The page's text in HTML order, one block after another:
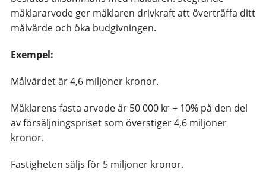
mäklararvode ger mäklaren drivkraft att överträffa ditt
målvärde och öka budgivningen.
Exempel:
Målvärdet är 4,6 miljoner kronor.
Mäklarens fasta arvode är 50 000 kr + 10% på den del
av försäljningspriset som överstiger 4,6 miljoner
kronor.
Fastigheten säljs för 5 miljoner kronor.